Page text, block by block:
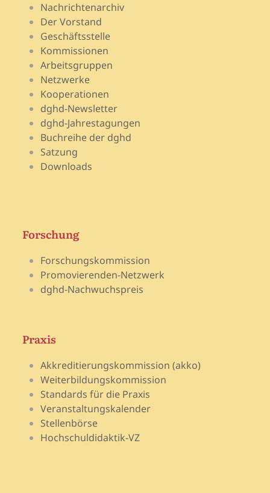
Nachrichtenarchiv
Der Vorstand
Geschäftsstelle
Kommissionen
Arbeitsgruppen
Netzwerke
Kooperationen
dghd-Newsletter
dghd-Jahrestagungen
Buchreihe der dghd
Satzung
Downloads
Forschung
Forschungskommission
Promovierenden-Netzwerk
dghd-Nachwuchspreis
Praxis
Akkreditierungskommission (akko)
Weiterbildungskommission
Standards für die Praxis
Veranstaltungskalender
Stellenbörse
Hochschuldidaktik-VZ